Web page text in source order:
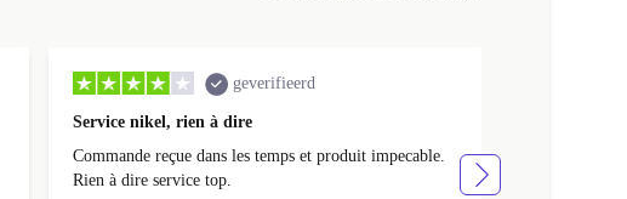
geverifieerd
Service nikel, rien à dire
Commande reçue dans les temps et produit impecable.
Rien à dire service top.